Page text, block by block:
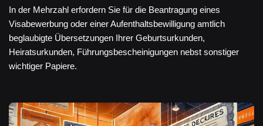
In der Mehrzahl erfordern Sie für die Beantragung eines
Visabewerbung oder einer Aufenthaltsbewilligung amtlich
beglaubigte Übersetzungen Ihrer Geburtsurkunden,
Heiratsurkunden, Führungsbescheinigungen nebst sonstiger
wichtiger Papiere.